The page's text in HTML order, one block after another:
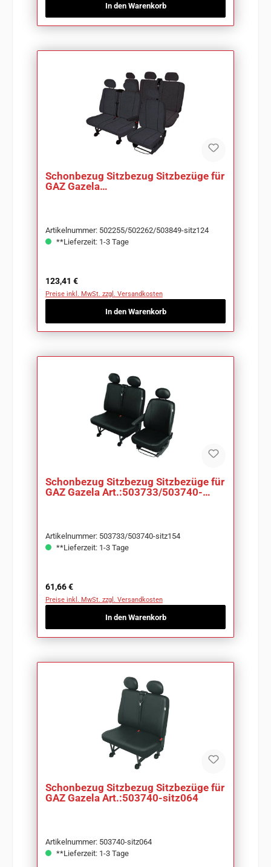
In den Warenkorb
Schonbezug Sitzbezug Sitzbezüge für
GAZ Gazela
Artikelnummer: 502255/502262/503849-sitz124
**Lieferzeit: 1-3 Tage
Regulärer Preis:
123,41 €
Preise inkl. MwSt. zzgl. Versandkosten
In den Warenkorb
Schonbezug Sitzbezug Sitzbezüge für
GAZ Gazela Art.:503733/503740-
Artikelnummer: 503733/503740-sitz154
**Lieferzeit: 1-3 Tage
Regulärer Preis:
61,66 €
Preise inkl. MwSt. zzgl. Versandkosten
In den Warenkorb
Schonbezug Sitzbezug Sitzbezüge für
GAZ Gazela Art.:503740-sitz064
Artikelnummer: 503740-sitz064
**Lieferzeit: 1-3 Tage